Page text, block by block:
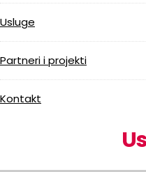
Usluge
Partneri i projekti
Kontakt